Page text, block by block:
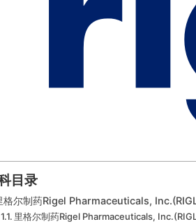
目录
格尔制药Rigel Pharmaceuticals,
里格尔制药Rigel Pharmaceuticals,